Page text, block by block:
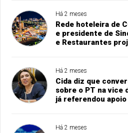
Há 2 meses
Rede hoteleira de
e presidente de
e Restaurantes
Há 2 meses
Cida diz que
sobre o PT na vice
já referendou
Há 2 meses